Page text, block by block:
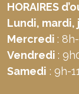
HORAIRES
Lundi, mardi,
Mercredi :
Vendredi :
Samedi : 9h-